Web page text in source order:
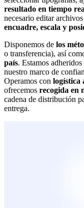
resultado en tiempo
necesario editar
encuadre, escala y
Disponemos de los
o transferencia), así
país. Estamos adheridos
nuestro marco de
Operamos con logística
ofrecemos recogida en
cadena de distribución
entrega.